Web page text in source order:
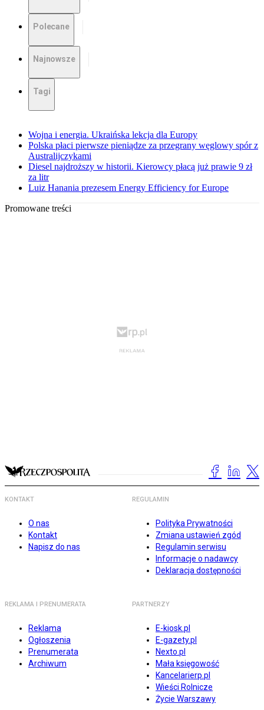
Polecane
Najnowsze
Tagi
Wojna i energia. Ukraińska lekcja dla Europy
Polska płaci pierwsze pieniądze za przegrany węglowy spór z
Australijczykami
Diesel najdroższy w historii. Kierowcy płacą już prawie 9 zł
za litr
Luiz Hanania prezesem Energy Efficiency for Europe
Promowane treści
KONTAKT
O nas
Kontakt
Napisz do nas
REGULAMIN
Polityka Prywatności
Zmiana ustawień zgód
Regulamin serwisu
Informacje o nadawcy
Deklaracja dostępności
REKLAMA I PRENUMERATA
Reklama
Ogłoszenia
Prenumerata
Archiwum
PARTNERZY
E-kiosk.pl
E-gazety.pl
Nexto.pl
Mała księgowość
Kancelarierp.pl
Wieści Rolnicze
Życie Warszawy